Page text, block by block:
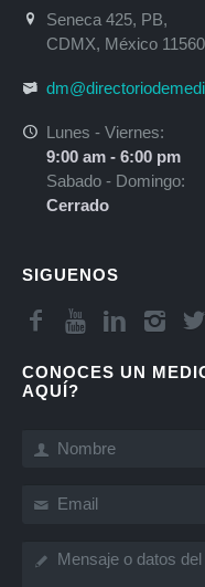
Seneca 425, PB,
CDMX, México 11560
Lunes - Viernes:
9:00 am - 6:00 pm
Sabado - Domingo:
Cerrado
SIGUENOS
CONOCES UN
AQUÍ?